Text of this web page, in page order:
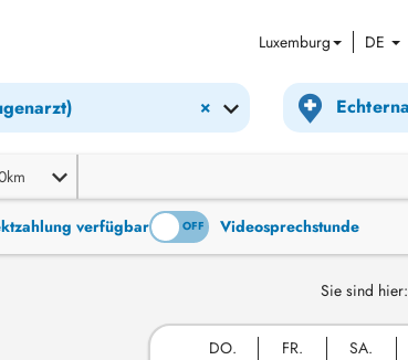
Luxemburg DE
×
verfügbar
ON OFF Videosprechstunde
Sie sind hier:
DO. FR. SA.